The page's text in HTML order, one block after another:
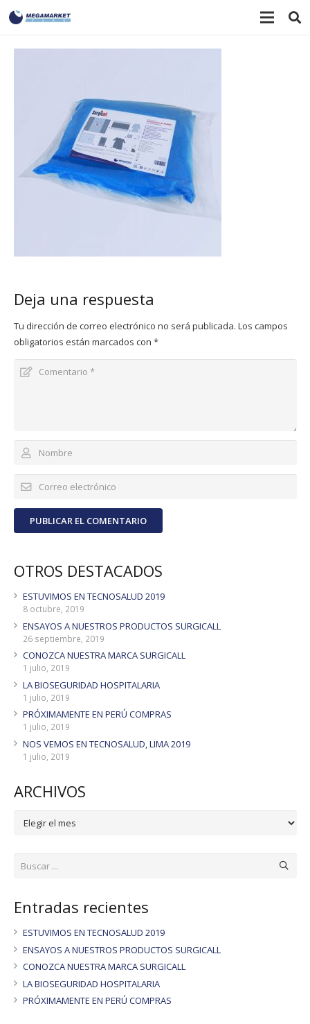
Deja una respuesta
Tu dirección de correo electrónico no será publicada. Los campos
obligatorios están marcados con *
PUBLICAR EL COMENTARIO
OTROS DESTACADOS
ESTUVIMOS EN TECNOSALUD 2019
8 octubre, 2019
ENSAYOS A NUESTROS PRODUCTOS SURGICALL
26 septiembre, 2019
CONOZCA NUESTRA MARCA SURGICALL
1 julio, 2019
LA BIOSEGURIDAD HOSPITALARIA
1 julio, 2019
PRÓXIMAMENTE EN PERÚ COMPRAS
1 julio, 2019
NOS VEMOS EN TECNOSALUD, LIMA 2019
1 julio, 2019
ARCHIVOS
ARCHIVOS
Entradas recientes
ESTUVIMOS EN TECNOSALUD 2019
ENSAYOS A NUESTROS PRODUCTOS SURGICALL
CONOZCA NUESTRA MARCA SURGICALL
LA BIOSEGURIDAD HOSPITALARIA
PRÓXIMAMENTE EN PERÚ COMPRAS